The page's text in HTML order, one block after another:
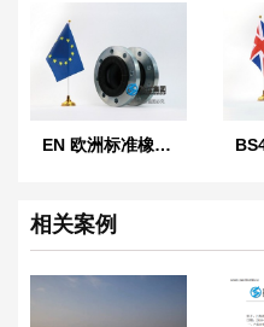
EN 欧洲标准橡胶膨胀节
相关案例